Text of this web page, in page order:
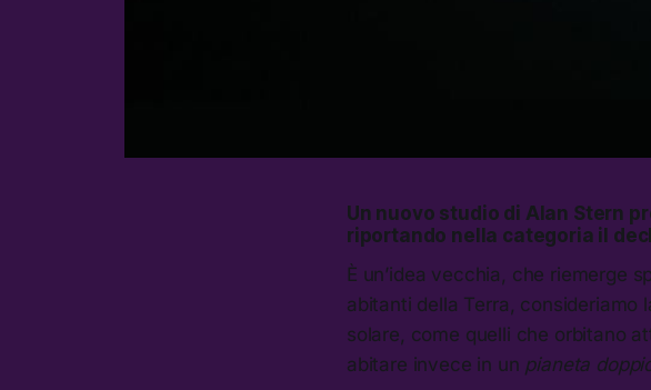
Un nuovo studio di Alan Stern
riportando nella categoria il
È un’idea vecchia, che riemerge
abitanti della Terra, consideriamo
solare, come quelli che orbitano
abitare invece in un pianeta